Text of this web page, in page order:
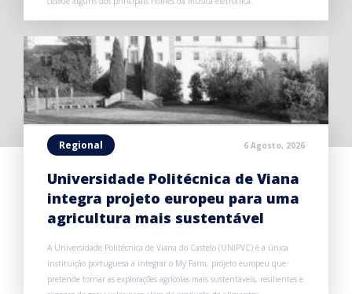
Regional 6 Agosto, 2026
Universidade Politécnica de Viana
integra projeto europeu para uma
agricultura mais sustentável
A Universidade Politécnica de Viana do Castelo (UNIPVC) é a única
instituição portuguesa a integrar o My Farm, projeto europeu que
pretende tornar as explorações agrícolas mais sustentáveis, resilientes e